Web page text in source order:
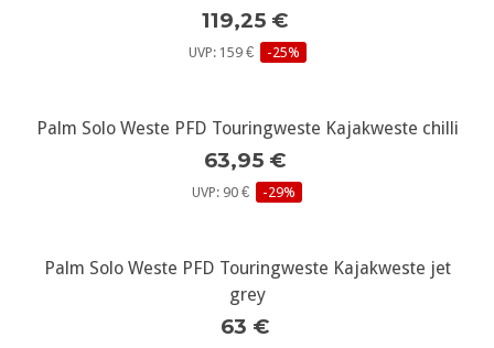
119,25 €
UVP: 159 € -25%
Palm Solo Weste PFD Touringweste Kajakweste chilli
63,95 €
UVP: 90 € -29%
Palm Solo Weste PFD Touringweste Kajakweste jet
grey
63 €